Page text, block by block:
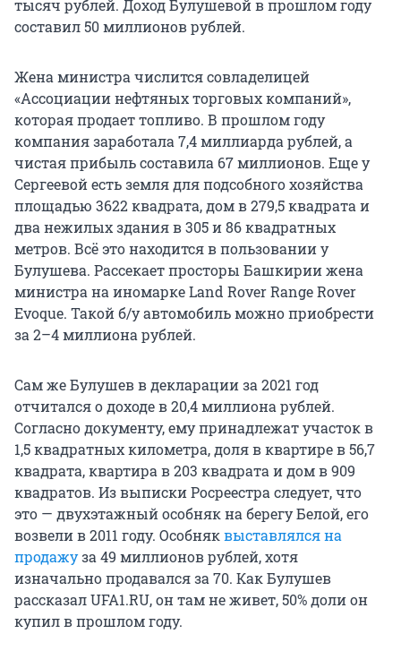
тысяч рублей. Доход Булушевой в прошлом году
составил 50 миллионов рублей.
Жена министра числится совладелицей
«Ассоциации нефтяных торговых компаний»,
которая продает топливо. В прошлом году
компания заработала 7,4 миллиарда рублей, а
чистая прибыль составила 67 миллионов. Еще у
Сергеевой есть земля для подсобного хозяйства
площадью 3622 квадрата, дом в 279,5 квадрата и
два нежилых здания в 305 и 86 квадратных
метров. Всё это находится в пользовании у
Булушева. Рассекает просторы Башкирии жена
министра на иномарке Land Rover Range Rover
Evoque. Такой б/у автомобиль можно приобрести
за 2–4 миллиона рублей.
Сам же Булушев в декларации за 2021 год
отчитался о доходе в 20,4 миллиона рублей.
Согласно документу, ему принадлежат участок в
1,5 квадратных километра, доля в квартире в 56,7
квадрата, квартира в 203 квадрата и дом в 909
квадратов. Из выписки Росреестра следует, что
это — двухэтажный особняк на берегу Белой, его
возвели в 2011 году. Особняквыставлялся на
продажуза 49 миллионов рублей, хотя
изначально продавался за 70. Как Булушев
рассказал UFA1.RU, он там не живет, 50% доли он
купил в прошлом году.